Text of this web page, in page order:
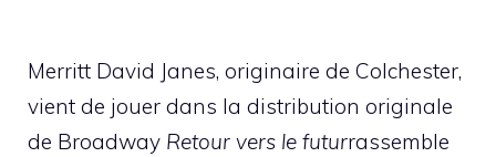
Merritt David Janes, originaire de Colchester,
vient de jouer dans la distribution originale
de Broadway Retour vers le futurrassemble